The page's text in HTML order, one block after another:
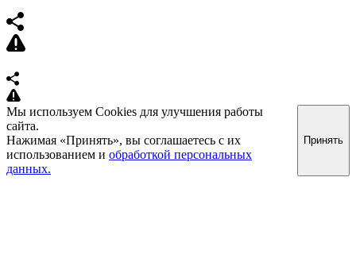
Мы используем Cookies для улучшения работы
сайта.
Нажимая «Принять», вы соглашаетесь с их
использованием и обработкой персональных
данных.
Принять